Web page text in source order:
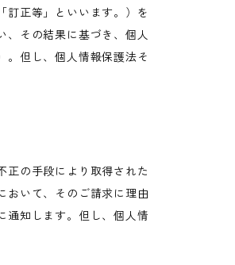
訂正等」といいます。）を
、その結果に基づき、個人
。但し、個人情報保護法そ
正の手段により取得された
おいて、そのご請求に理由
通知します。但し、個人情